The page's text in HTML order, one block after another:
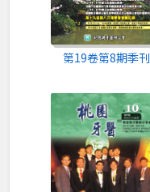
第19卷第8期季刊